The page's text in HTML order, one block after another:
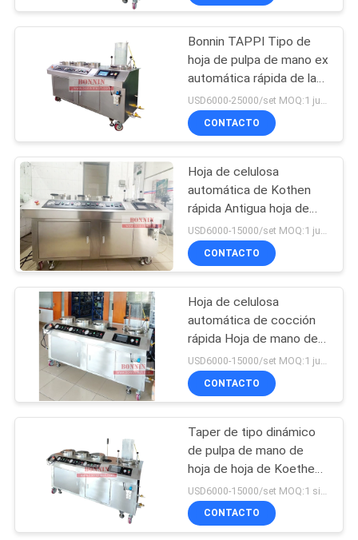
MAPA
DEL
SITIO
PRIVACY
POLICY
Bonnin TAPPI Tipo de
hoja de pulpa de mano ex
automática rápida de la
hoja de Kothen ex
USD6000-25000/set MOQ:1 juego
CONTACTO
Hoja de celulosa
automática de Kothen
rápida Antigua hoja de
papel de laboratorio Hoja
de mano Antigua para
equipos de ensayo
CONTACTO
Hoja de celulosa
automática de cocción
rápida Hoja de mano de
papel de laboratorio
antigua Hoja antigua para
el instrumento de prueba
CONTACTO
Taper de tipo dinámico
de pulpa de mano de
hoja de hoja de Koethen
automática rápida con 3
secadores de vacío
CONTACTO